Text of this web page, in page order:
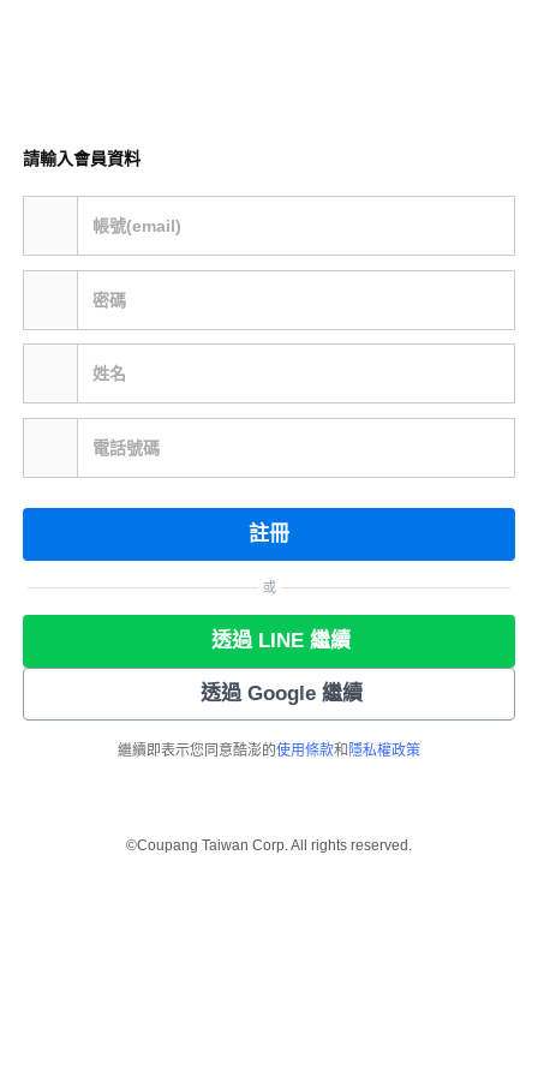
請輸入會員資料
帳號(email)
密碼
姓名
電話號碼
註冊
或
透過 LINE 繼續
透過 Google 繼續
繼續即表示您同意酷澎的使用條款和 隱私權政策
©Coupang Taiwan Corp. All rights reserved.